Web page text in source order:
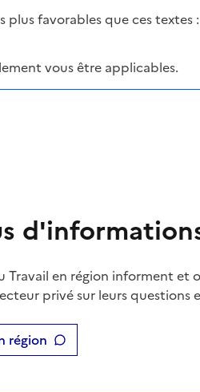
plus favorables que ces textes :
vous être applicables.
Travail en région informent et
privé sur leurs questions
région